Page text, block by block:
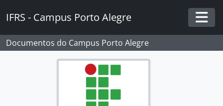
IFRS - Campus Porto Alegre
Documentos do Campus Porto Alegre